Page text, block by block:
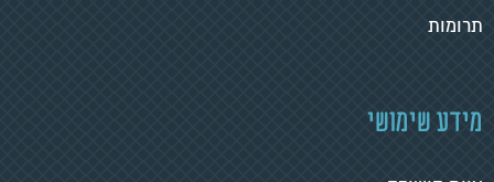
תרומות
מידע שימושי